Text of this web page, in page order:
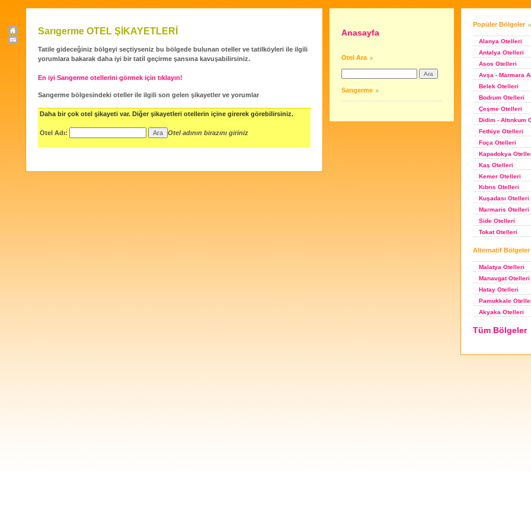
Sarıgerme OTEL ŞİKAYETLERİ
Tatile gideceğiniz bölgeyi seçtiyseniz bu bölgede bulunan oteller ve tatilköyleri ile ilgili
yorumlara bakarak daha iyi bir tatil geçirme şansına kavuşabilirsiniz.
En iyi Sarıgerme otellerini görmek için tıklayın!
Sarıgerme bölgesindeki oteller ile ilgili son gelen şikayetler ve yorumlar
Daha bir çok otel şikayeti var. Diğer şikayetleri otellerin içine girerek görebilirsiniz.
Otel Adı: Otel adının birazını giriniz
Anasayfa
Otel Ara
Sarıgerme
Popüler Bölgeler
Alanya Otelleri
Antalya Otelleri
Asos Otelleri
Avşa - Marmara
Belek Otelleri
Bodrum Otelleri
Çeşme Otelleri
Didim - Altınkum
Fethiye Otelleri
Foça Otelleri
Kapadokya
Kaş Otelleri
Kemer Otelleri
Kıbrıs Otelleri
Kuşadası Otelleri
Marmaris Otelleri
Side Otelleri
Tokat Otelleri
Alternatif Bölgeler
Malatya Otelleri
Manavgat Otelleri
Hatay Otelleri
Pamukkale
Akyaka Otelleri
Tüm Bölgeler